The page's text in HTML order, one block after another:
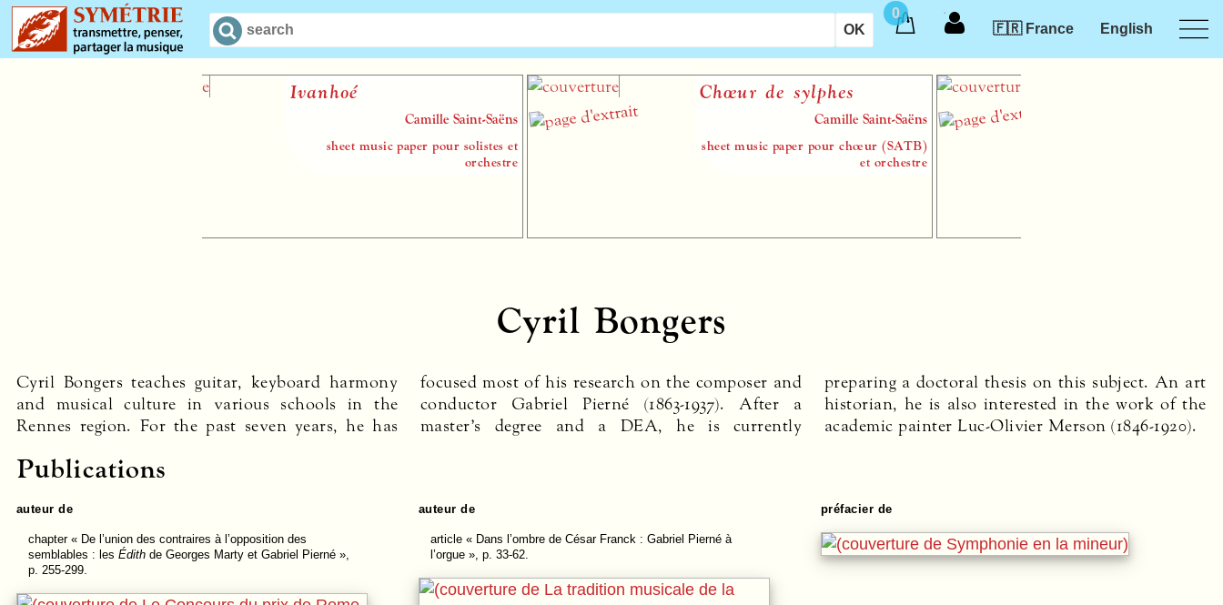
0
🇫🇷 France
English
sheet music paper pour solistes et
Chœur de sylphes
sheet music paper pour chœur (SATB)
Pendant la tempête
Cyril Bongers
Cyril Bongers teaches guitar, keyboard harmony
and musical culture in various schools in the
Rennes region. For the past seven years, he has
focused most of his research on the composer and
conductor Gabriel Pierné (1863-1937). After a
master’s degree and a DEA, he is currently
preparing a doctoral thesis on this subject. An art
historian, he is also interested in the work of the
academic painter Luc-Olivier Merson (1846-1920).
Publications
auteur de
chapter« De l’union des contraires à l’opposition des
semblables : les Édithde Georges Marty et Gabriel Pierné »,
p. 255-299.
auteur de
article« Dans l’ombre de César Franck : Gabriel Pierné à
l’orgue », p. 33-62.
préfacier de